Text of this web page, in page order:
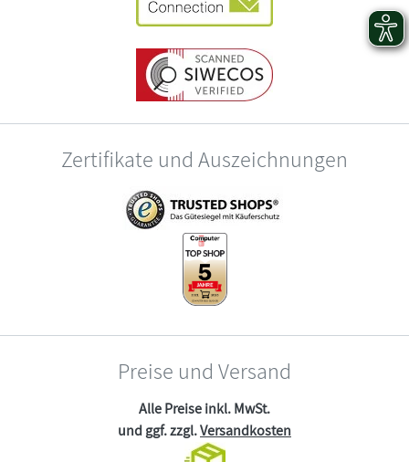
Zertifikate und Auszeichnungen
Preise und Versand
Alle Preise inkl. MwSt.
und ggf. zzgl.Versandkosten